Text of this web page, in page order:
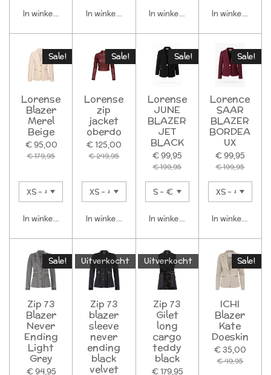
In winkelwagen In winkelwagen In winkelwagen In winkelwagen
Sale!
Lorense
Blazer
Merel
Beige
€ 95,00
€ 179,95
In winkelwagen
Sale!
Lorense
zip
jacket
oberdo
€ 125,00
€ 249,95
In winkelwagen
Sale!
Lorense
JUNE
BLAZER
JET
BLACK
€ 99,95
€ 199,95
In winkelwagen
Sale!
Lorence
SAAR
BLAZER
BORDEA
UX
€ 99,95
€ 199,95
In winkelwagen
Sale!
Zip 73
Blazer
Never
Ending
Light
Grey
€ 94,95
Uitverkocht
Zip 73
blazer
sleeve
never
ending
black
velvet
Uitverkocht
Zip 73
Gilet
long
cargo
teddy
black
€ 179,95
Sale!
ICHI
Blazer
Kate
Doeskin
€ 35,00
€ 49,95